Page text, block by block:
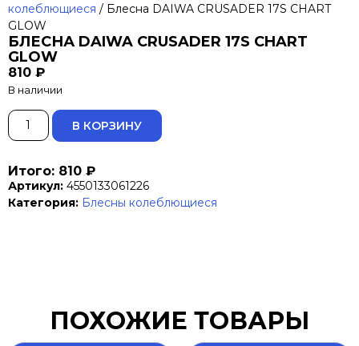
колеблющиеся / Блесна DAIWA CRUSADER 17S CHART
GLOW
БЛЕСНА DAIWA CRUSADER 17S CHART
GLOW
810 ₽
В наличии
В КОРЗИНУ ALTERNATIVE:
Итого: 810 ₽
Артикул: 4550133061226
Категория: Блесны колеблющиеся
ПОХОЖИЕ ТОВАРЫ